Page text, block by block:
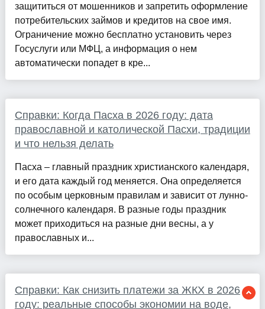
защититься от мошенников и запретить оформление
потребительских займов и кредитов на свое имя.
Ограничение можно бесплатно установить через
Госуслуги или МФЦ, а информация о нем
автоматически попадет в кре...
Справки: Когда Пасха в 2026 году: дата
православной и католической Пасхи, традиции
и что нельзя делать
Пасха – главный праздник христианского календаря,
и его дата каждый год меняется. Она определяется
по особым церковным правилам и зависит от лунно-
солнечного календаря. В разные годы праздник
может приходиться на разные дни весны, а у
православных и...
Справки: Как снизить платежи за ЖКХ в 2026
году: реальные способы экономии на воде,